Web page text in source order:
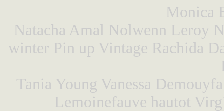
Monica
Natacha Amal Nolwenn Leroy
winter Pin up Vintage Rachida
Tania Young Vanessa Demouy
Lemoinefauve hautot